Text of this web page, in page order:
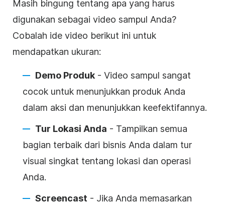
Masih bingung tentang apa yang harus
digunakan sebagai video sampul Anda?
Cobalah ide video berikut ini untuk
mendapatkan ukuran:
Demo Produk - Video sampul sangat
cocok untuk menunjukkan produk Anda
dalam aksi dan menunjukkan keefektifannya.
Tur Lokasi Anda - Tampilkan semua
bagian terbaik dari bisnis Anda dalam tur
visual singkat tentang lokasi dan operasi
Anda.
Screencast - Jika Anda memasarkan